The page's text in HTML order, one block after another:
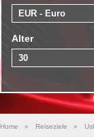
Alter
Home » Reiseziele »